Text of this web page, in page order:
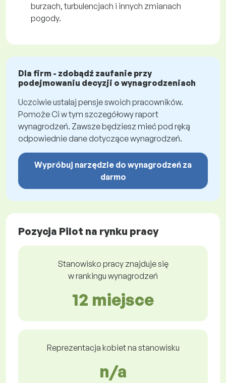
burzach, turbulencjach i innych zmianach
pogody.
Dla firm - zdobądź zaufanie przy
podejmowaniu decyzji o wynagrodzeniach
Uczciwie ustalaj pensje swoich pracowników.
Pomoże Ci w tym szczegółowy raport
wynagrodzeń. Zawsze będziesz mieć pod ręką
odpowiednie dane dotyczące wynagrodzeń.
Wypróbuj narzędzie do wynagrodzeń za
darmo
Pozycja Pilot na rynku pracy
Stanowisko pracy znajduje się
w rankingu wynagrodzeń
12 miejsce
Reprezentacja kobiet na stanowisku
n/a